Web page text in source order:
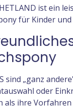
ist ein
für Kinder und
sind „ganz
oder
als ihre